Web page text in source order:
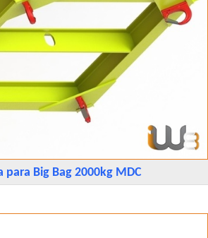
para Big Bag 2000kg MDC